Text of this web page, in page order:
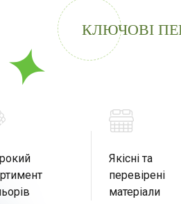
КЛЮЧОВІ
Якісні та
перевірені
матеріали